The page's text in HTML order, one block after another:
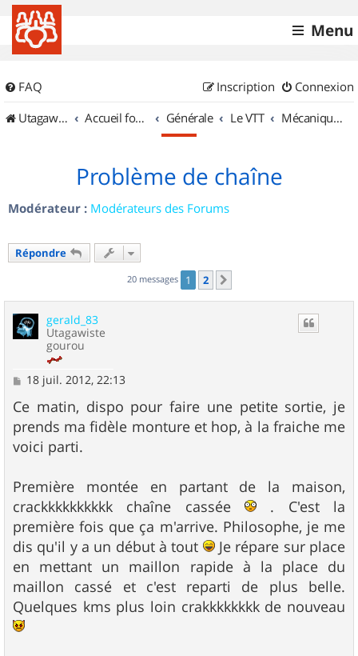
Menu
FAQ Connexion
Inscription
UtagawaVTT (Randos VTT et VTTAE avec traces GPS)
Accueil forum Générale Le VTT Mécanique et Entretiens
Problème de chaîne
Modérateur : Modérateurs des Forums
Répondre
20 messages 1 2
gerald_83
Utagawiste
gourou
M
s
s
a
g
e
18 juil. 2012, 22:13
Ce matin, dispo pour faire une petite sortie, je
prends ma fidèle monture et hop, à la fraiche me
voici parti.
Première montée en partant de la maison,
crackkkkkkkkkk chaîne cassée
. C'est la
première fois que ça m'arrive. Philosophe, je me
dis qu'il y a un début à tout
Je répare sur place
en mettant un maillon rapide à la place du
maillon cassé et c'est reparti de plus belle.
Quelques kms plus loin crakkkkkkkk de nouveau